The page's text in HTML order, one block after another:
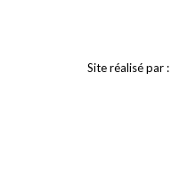
Site réalisé par :